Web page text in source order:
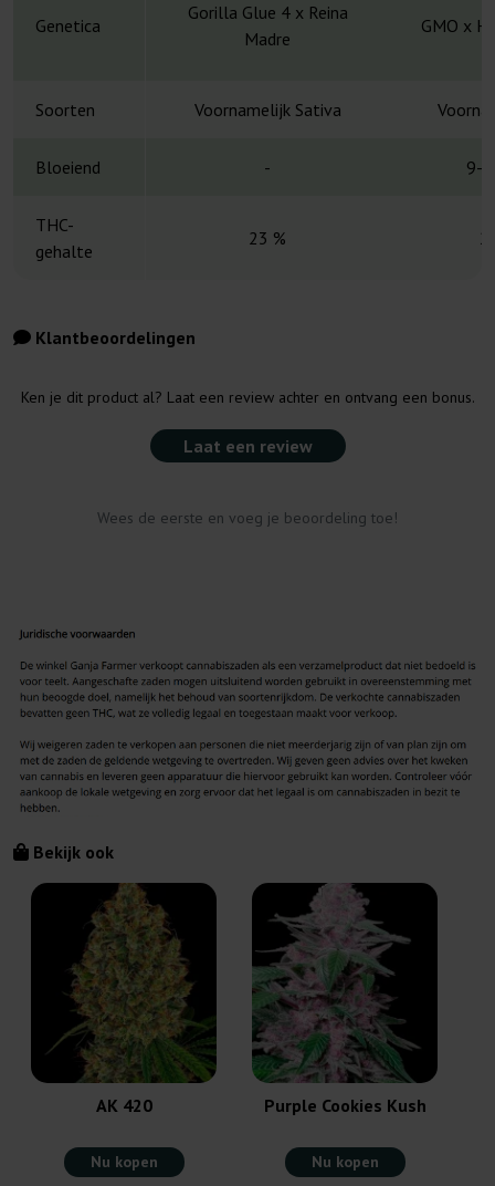
Genetica
Gorilla Glue 4 x Reina
Madre
GMO x
Soorten Voornamelijk Sativa
Bloeiend - 9-
THC-
gehalte
23 %
Klantbeoordelingen
Ken je dit product al? Laat een review achter en ontvang een bonus.
Laat een review
Wees de eerste en voeg je beoordeling toe!
Bekijk ook
AK 420
Nu kopen
Purple Cookies Kush
Nu kopen